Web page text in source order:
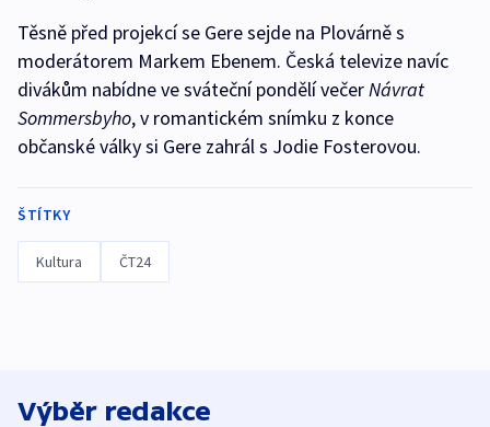
Těsně před projekcí se Gere sejde na Plovárně s
moderátorem Markem Ebenem. Česká televize navíc
divákům nabídne ve sváteční pondělí večerNávrat
Sommersbyho, v romantickém snímku z konce
občanské války si Gere zahrál s Jodie Fosterovou.
ŠTÍTKY
Kultura ČT24
Výběr redakce